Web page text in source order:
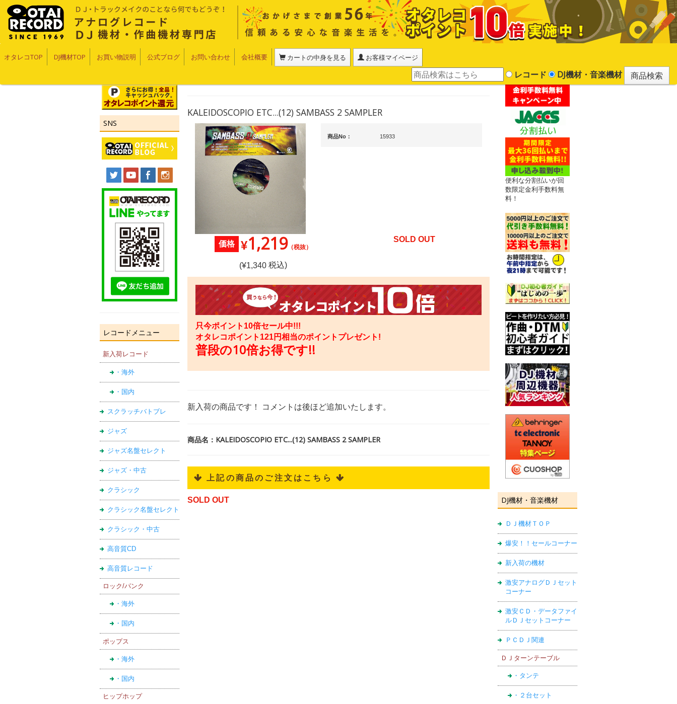
オタレコTOP DJ機材TOP お買い物説明 公式ブログ お問い合わせ 会社概要 カートの中身を見る お客様マイページ
レコード DJ機材・音楽機材
SNS
レコードメニュー
新入荷レコード
・海外
・国内
スクラッチバトブレ
ジャズ
ジャズ名盤セレクト
ジャズ・中古
クラシック
クラシック名盤セレクト
クラシック・中古
高音質CD
高音質レコード
ロック/パンク
・海外
・国内
ポップス
・海外
・国内
ヒップホップ
便利な分割払いが回
数限定金利手数料無
料！
DJ機材・音楽機材
ＤＪ機材ＴＯＰ
爆安！！セールコーナー
新入荷の機材
激安アナログＤＪセット
コーナー
激安ＣＤ・データファイ
ルＤＪセットコーナー
ＰＣＤＪ関連
ＤＪターンテーブル
・タンテ
・２台セット
KALEIDOSCOPIO ETC...(12) SAMBASS 2 SAMPLER
商品No： 15933
価格 ¥1,219（税抜）
(¥1,340税込)
SOLD OUT
只今ポイント10倍セール中!!!
オタレコポイント 121円相当のポイントプレゼント!
普段の10倍お得です!!
新入荷の商品です！ コメントは後ほど追加いたします。
商品名：KALEIDOSCOPIO ETC...(12) SAMBASS 2 SAMPLER
 上記の商品のご注文はこちら 
SOLD OUT